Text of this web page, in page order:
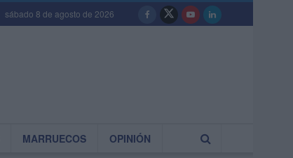
sábado 8 de agosto de 2026
MARRUECOS OPINIÓN